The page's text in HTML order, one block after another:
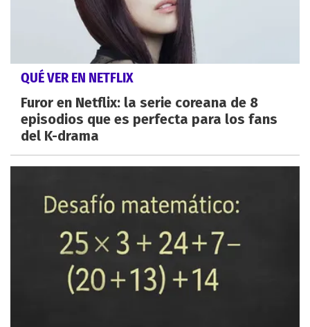
QUÉ VER EN NETFLIX
Furor en Netflix: la serie coreana de 8
episodios que es perfecta para los fans
del K-drama